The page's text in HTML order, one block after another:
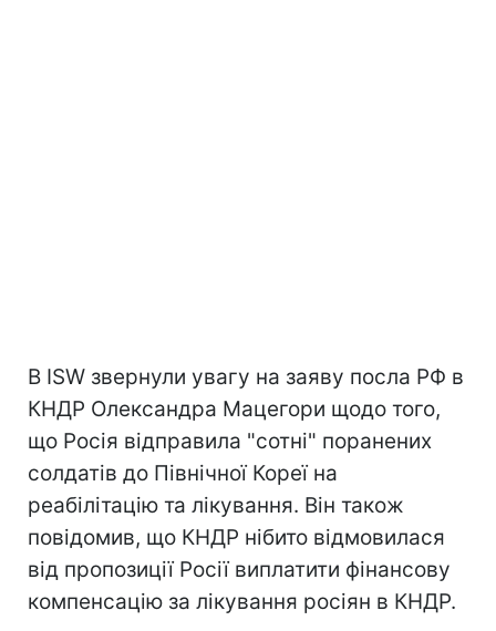
В ISW звернули увагу на заяву посла РФ в
КНДР Олександра Мацегори щодо того,
що Росія відправила "сотні" поранених
солдатів до Північної Кореї на
реабілітацію та лікування. Він також
повідомив, що КНДР нібито відмовилася
від пропозиції Росії виплатити фінансову
компенсацію за лікування росіян в КНДР.